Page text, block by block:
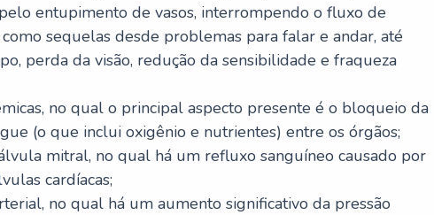
entupimento de vasos, interrompendo o fluxo de
sequelas desde problemas para falar e andar, até
perda da visão, redução da sensibilidade e fraqueza
no qual o principal aspecto presente é o bloqueio da
(o que inclui oxigênio e nutrientes) entre os órgãos;
mitral, no qual há um refluxo sanguíneo causado por
cardíacas;
no qual há um aumento significativo da pressão